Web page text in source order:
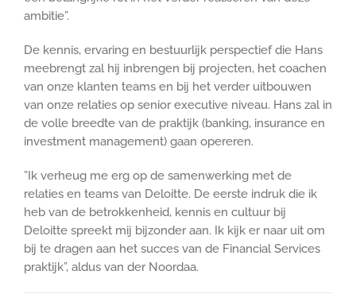
ambitie”.
De kennis, ervaring en bestuurlijk perspectief die Hans
meebrengt zal hij inbrengen bij projecten, het coachen
van onze klanten teams en bij het verder uitbouwen
van onze relaties op senior executive niveau. Hans zal in
de volle breedte van de praktijk (banking, insurance en
investment management) gaan opereren.
”Ik verheug me erg op de samenwerking met de
relaties en teams van Deloitte. De eerste indruk die ik
heb van de betrokkenheid, kennis en cultuur bij
Deloitte spreekt mij bijzonder aan. Ik kijk er naar uit om
bij te dragen aan het succes van de Financial Services
praktijk”, aldus van der Noordaa.